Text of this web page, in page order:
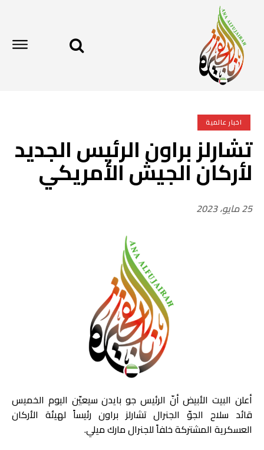
اخبار عالمية
تشارلز براون الرئيس الجديد
لأركان الجيش الأمريكي
25 مايو، 2023
أعلن البيت الأبيض أنّ الرئيس جو بايدن سيعيّن اليوم الخميس
قائد سلاح الجوّ الجنرال تشارلز براون رئيساً لهيئة الأركان
العسكرية المشتركة خلفاً للجنرال مارك ميلي.